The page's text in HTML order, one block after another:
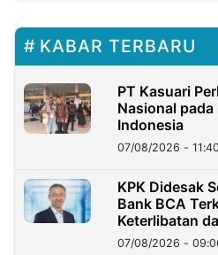
KABAR TERBARU
PT Kasuari
Nasional pada
Indonesia
07/08/2026 - 11:40
KPK Didesak
Bank BCA
Keterlibatan
Dana Nasabah
07/08/2026 -